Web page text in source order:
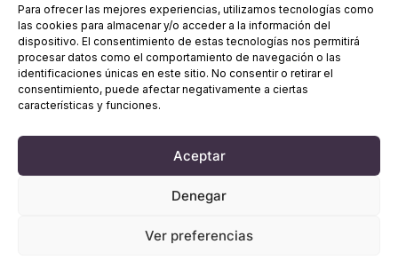
Para ofrecer las mejores experiencias, utilizamos tecnologías como
las cookies para almacenar y/o acceder a la información del
dispositivo. El consentimiento de estas tecnologías nos permitirá
procesar datos como el comportamiento de navegación o las
identificaciones únicas en este sitio. No consentir o retirar el
consentimiento, puede afectar negativamente a ciertas
características y funciones.
Aceptar
Denegar
Ver preferencias